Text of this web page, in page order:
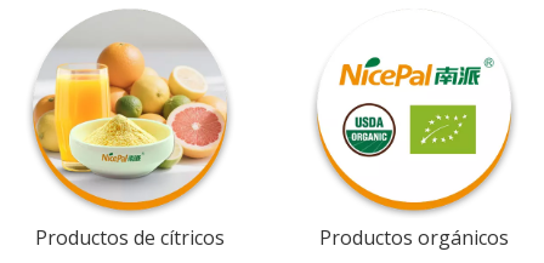
Productos de cítricos Productos orgánicos